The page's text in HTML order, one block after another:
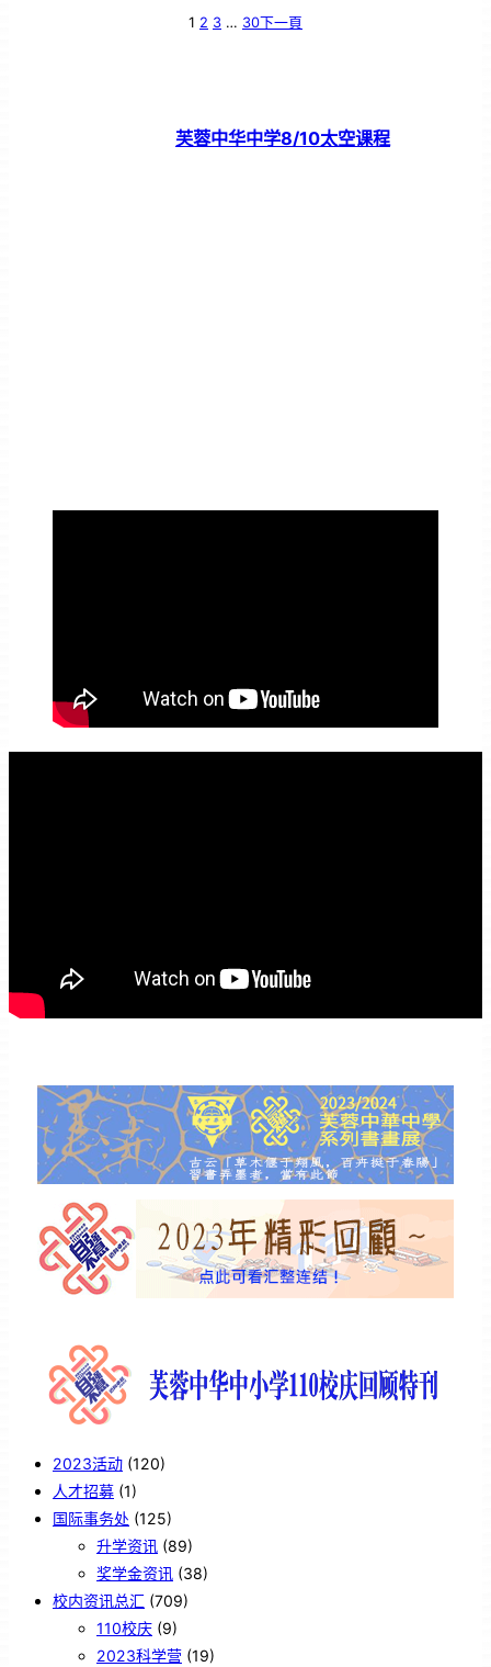
1 2 3 … 30下一頁
芙蓉中华中学8/10太空课程
2023活动 (120)
人才招募 (1)
国际事务处 (125)
升学资讯 (89)
奖学金资讯 (38)
校内资讯总汇 (709)
110校庆 (9)
2023科学营 (19)